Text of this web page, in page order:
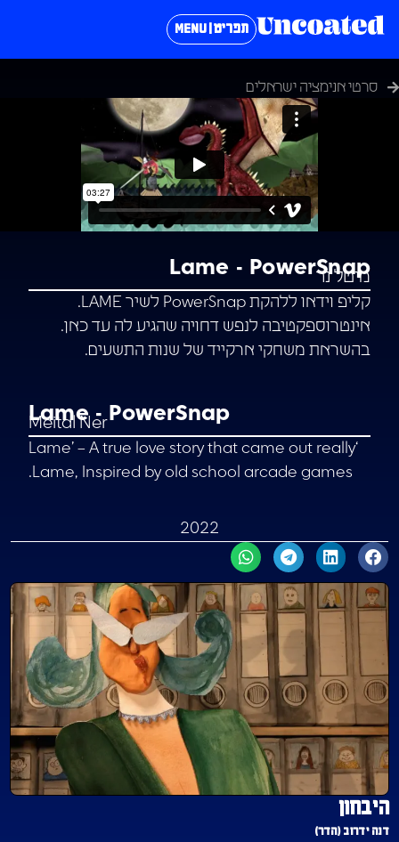
תפריט | MENU
סרטי אנימציה ישראלים
Lame - PowerSnap
מיטל נר
קליפ וידאו ללהקת PowerSnap לשיר LAME.
אינטרוספקטיבה לנפש דחויה שהגיע לה עד כאן.
בהשראת משחקי ארקייד של שנות התשעים.
Lame - PowerSnap
Meital Ner
‘Lame’ – A true love story that came out really
Lame, Inspired by old school arcade games.
2022
היבחון
דנה ידרוב (הדר)